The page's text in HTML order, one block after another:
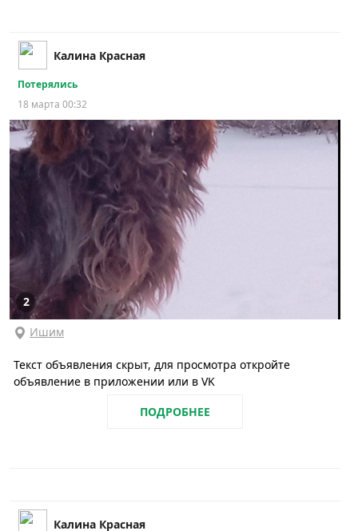
Калина Красная
Потерялись
18 марта 00:32
2
Ишим
Текст объявления скрыт, для просмотра откройте
объявление в приложении или в VK
ПОДРОБНЕЕ
Калина Красная